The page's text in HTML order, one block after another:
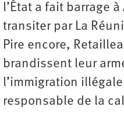
l’État a fait barrage
transiter par La
Pire encore,
brandissent leur
l’immigration
responsable de la